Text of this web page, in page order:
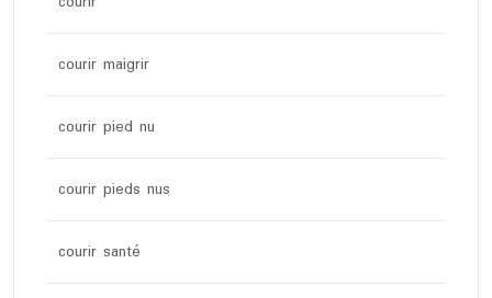
courir maigrir
courir pied nu
courir pieds nus
courir santé